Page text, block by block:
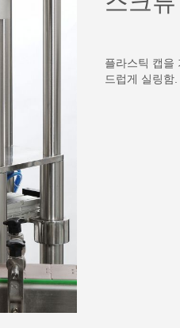
플라스틱 캡을
드럽게 실링함